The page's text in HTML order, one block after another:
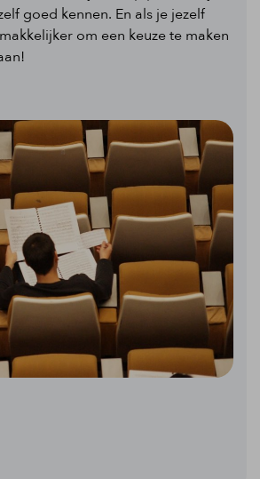
goed kennen. En als je jezelf
om een keuze te maken